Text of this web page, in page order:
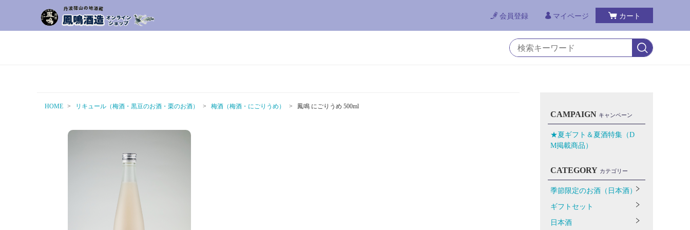
会員登録 マイページ カート
HOME リキュール（梅酒・黒豆のお酒・栗のお酒） 梅酒（梅酒・にごりうめ） 鳳鳴 にごりうめ 500ml
CAMPAIGN キャンペーン
★夏ギフト＆夏酒特集（D
M掲載商品）
CATEGORY カテゴリー
季節限定のお酒（日本酒）
ギフトセット
日本酒